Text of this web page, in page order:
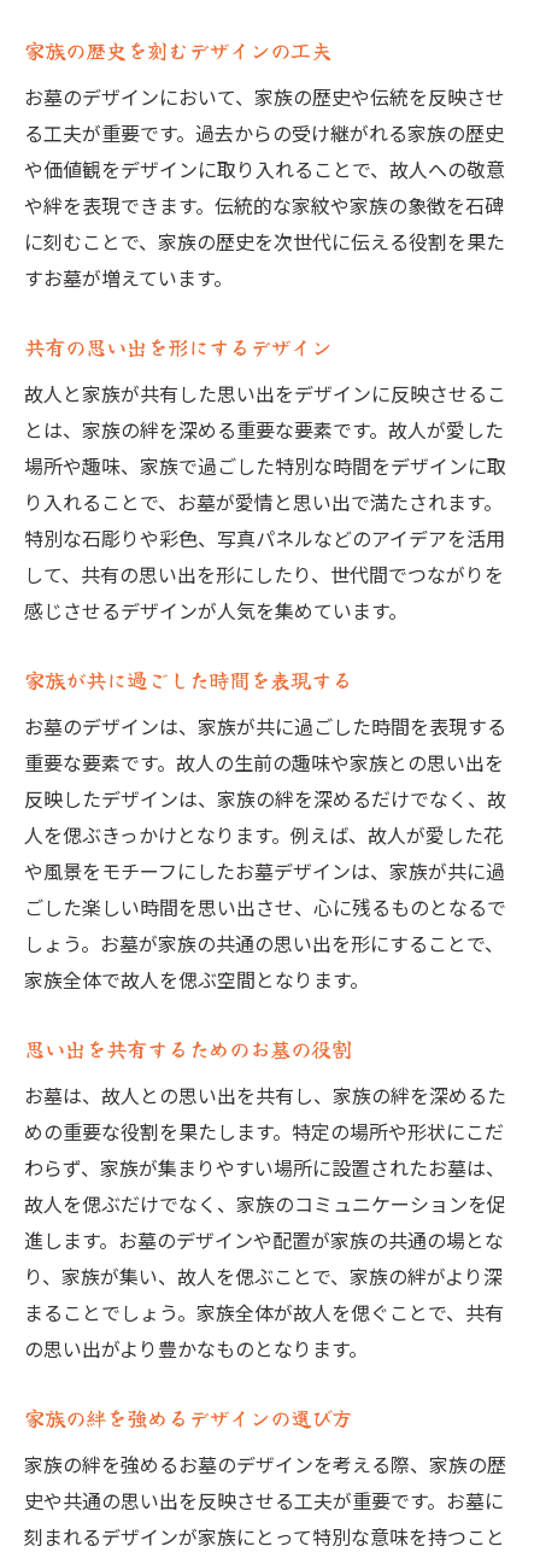
家族の歴史を刻むデザインの工夫
お墓のデザインにおいて、家族の歴史や伝統を反映させ
る工夫が重要です。過去からの受け継がれる家族の歴史
や価値観をデザインに取り入れることで、故人への敬意
や絆を表現できます。伝統的な家紋や家族の象徴を石碑
に刻むことで、家族の歴史を次世代に伝える役割を果た
すお墓が増えています。
共有の思い出を形にするデザイン
故人と家族が共有した思い出をデザインに反映させるこ
とは、家族の絆を深める重要な要素です。故人が愛した
場所や趣味、家族で過ごした特別な時間をデザインに取
り入れることで、お墓が愛情と思い出で満たされます。
特別な石彫りや彩色、写真パネルなどのアイデアを活用
して、共有の思い出を形にしたり、世代間でつながりを
感じさせるデザインが人気を集めています。
家族が共に過ごした時間を表現する
お墓のデザインは、家族が共に過ごした時間を表現する
重要な要素です。故人の生前の趣味や家族との思い出を
反映したデザインは、家族の絆を深めるだけでなく、故
人を偲ぶきっかけとなります。例えば、故人が愛した花
や風景をモチーフにしたお墓デザインは、家族が共に過
ごした楽しい時間を思い出させ、心に残るものとなるで
しょう。お墓が家族の共通の思い出を形にすることで、
家族全体で故人を偲ぶ空間となります。
思い出を共有するためのお墓の役割
お墓は、故人との思い出を共有し、家族の絆を深めるた
めの重要な役割を果たします。特定の場所や形状にこだ
わらず、家族が集まりやすい場所に設置されたお墓は、
故人を偲ぶだけでなく、家族のコミュニケーションを促
進します。お墓のデザインや配置が家族の共通の場とな
り、家族が集い、故人を偲ぶことで、家族の絆がより深
まることでしょう。家族全体が故人を偲ぐことで、共有
の思い出がより豊かなものとなります。
家族の絆を強めるデザインの選び方
家族の絆を強めるお墓のデザインを考える際、家族の歴
史や共通の思い出を反映させる工夫が重要です。お墓に
刻まれるデザインが家族にとって特別な意味を持つこと